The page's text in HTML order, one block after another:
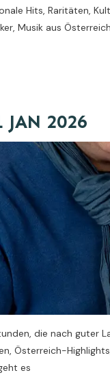
Hits, Raritäten,
Musik aus
2026
die nach guter
Österreich-
es